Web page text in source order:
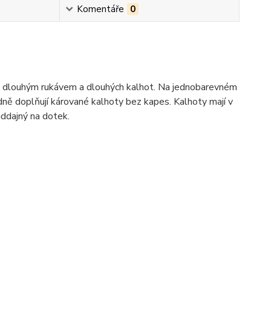
Komentáře 0
rukávem a dlouhých kalhot. Na jednobarevném
doplňují kárované kalhoty bez kapes. Kalhoty mají v
na dotek.